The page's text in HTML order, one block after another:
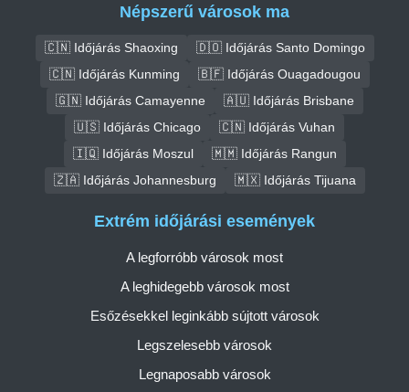
Népszerű városok ma
🇨🇳 Időjárás Shaoxing
🇩🇴 Időjárás Santo Domingo
🇨🇳 Időjárás Kunming
🇧🇫 Időjárás Ouagadougou
🇬🇳 Időjárás Camayenne
🇦🇺 Időjárás Brisbane
🇺🇸 Időjárás Chicago
🇨🇳 Időjárás Vuhan
🇮🇶 Időjárás Moszul
🇲🇲 Időjárás Rangun
🇿🇦 Időjárás Johannesburg
🇲🇽 Időjárás Tijuana
Extrém időjárási események
A legforróbb városok most
A leghidegebb városok most
Esőzésekkel leginkább sújtott városok
Legszelesebb városok
Legnaposabb városok